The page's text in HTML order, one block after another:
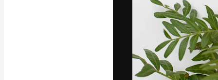
Copyright ©